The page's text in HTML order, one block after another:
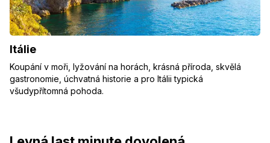
Itálie
Koupání v moři, lyžování na horách, krásná příroda, skvělá
gastronomie, úchvatná historie a pro Itálii typická
všudypřítomná pohoda.